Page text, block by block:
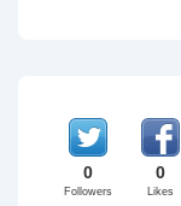
0
Followers
0
Likes